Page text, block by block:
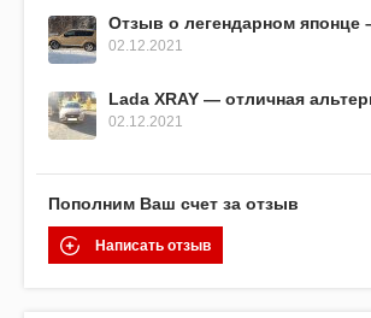
Отзыв о легендарном японце
02.12.2021
Lada XRAY — отличная
02.12.2021
Пополним Ваш счет за отзыв
Написать отзыв